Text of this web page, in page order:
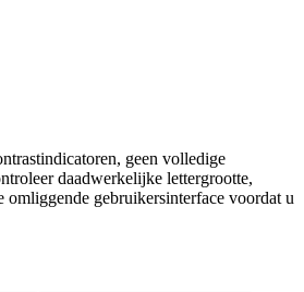
geen volledige
daadwerkelijke lettergrootte,
omliggende gebruikersinterface voordat u